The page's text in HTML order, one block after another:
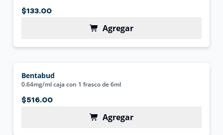
$133.00
Agregar
Bentabud
0.64mg/ml caja con 1 frasco de 6ml
$516.00
Agregar